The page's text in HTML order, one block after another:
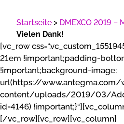
Startseite > DMEXCO 2019 –
Vielen Dank!
[vc_row
21em !important;padding-
!important;background-image:
url(https://www.antegma.com/
content/uploads/2019/03/
id=4146)
[/vc_row][vc_row][vc_column]